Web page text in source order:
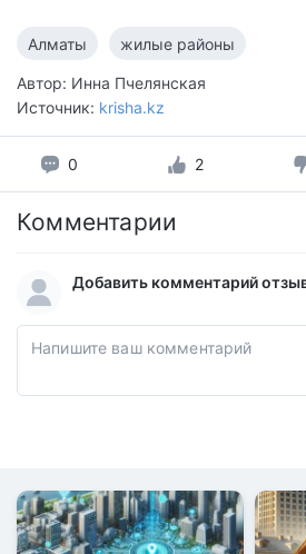
Алматы жилые районы
Автор: Инна Пчелянская
Источник: krisha.kz
0 2
Комментарии
Добавить комментарий